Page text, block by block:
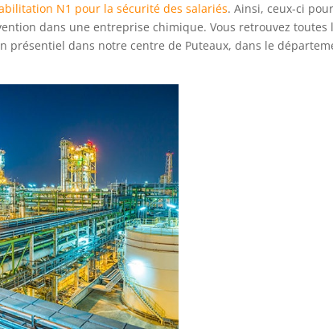
N1 pour la sécurité des salariés. Ainsi, ceux-ci
dans une entreprise chimique. Vous retrouvez toutes
présentiel dans notre centre de Puteaux, dans le